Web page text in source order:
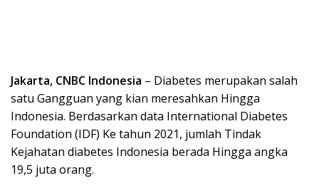
Jakarta, CNBC Indonesia – Diabetes merupakan salah
satu Gangguan yang kian meresahkan Hingga
Indonesia. Berdasarkan data International Diabetes
Foundation (IDF) Ke tahun 2021, jumlah Tindak
Kejahatan diabetes Indonesia berada Hingga angka
19,5 juta orang.